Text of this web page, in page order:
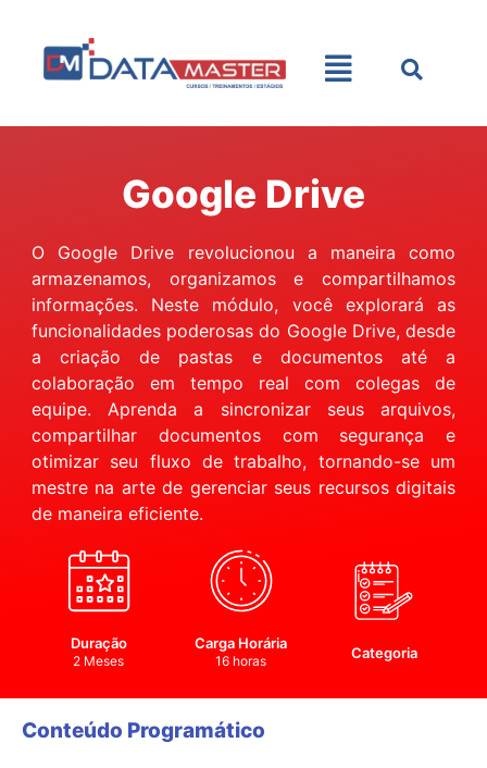
Google Drive
O Google Drive revolucionou a maneira como
armazenamos, organizamos e compartilhamos
informações. Neste módulo, você explorará as
funcionalidades poderosas do Google Drive, desde
a criação de pastas e documentos até a
colaboração em tempo real com colegas de
equipe. Aprenda a sincronizar seus arquivos,
compartilhar documentos com segurança e
otimizar seu fluxo de trabalho, tornando-se um
mestre na arte de gerenciar seus recursos digitais
de maneira eficiente.
Duração
2 Meses
Carga Horária
16 horas Categoria
Conteúdo Programático